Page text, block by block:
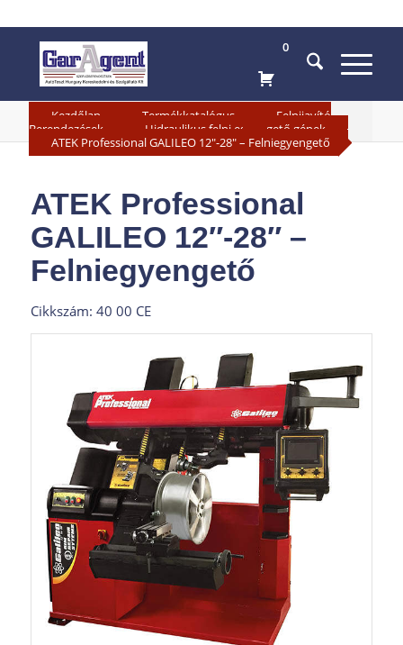
0
Kezdőlap Termékkatalógus
Felnijavító
Berendezések
Hidraulikus felni egyengető gépek
ATEK Professional GALILEO 12″-28″ – Felniegyengető
ATEK Professional
GALILEO 12″-28″ –
Felniegyengető
Cikkszám: 40 00 CE